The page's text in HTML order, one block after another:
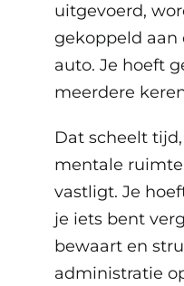
uitgevoerd,
gekoppeld aan
auto. Je hoeft
meerdere
Dat scheelt
mentale
vastligt. Je
je iets bent
bewaart en
administratie